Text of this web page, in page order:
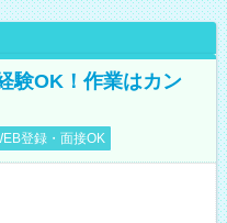
験OK！作業はカン
登録・面接OK